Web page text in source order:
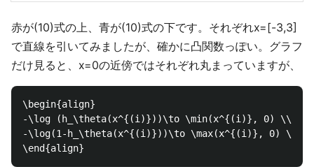
赤が(10)式の上、青が(10)式の下です。それぞれx=[-3,3]
で直線を引いてみましたが、確かに凸関数っぽい。グラフ
だけ見ると、x=0の近傍ではそれぞれ丸まっていますが、
\begin{align}
-\log (h_\theta(x^{(i)}))\to \min(x^{(i)}, 0) \\
-\log(1-h_\theta(x^{(i)}))\to \max(x^{(i)}, 0)